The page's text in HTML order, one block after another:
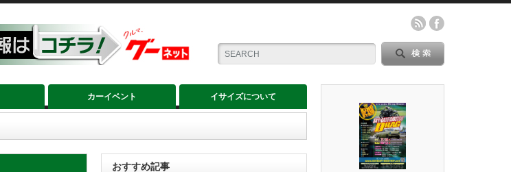
カーイベント イサイズについて
おすすめ記事